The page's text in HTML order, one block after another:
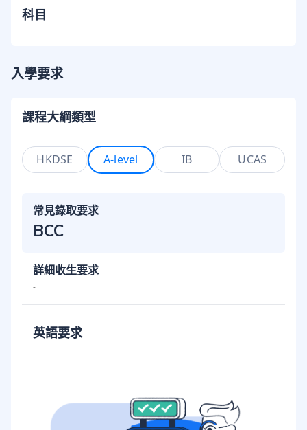
科目
入學要求
課程大綱類型
HKDSE A-level IB UCAS
常見錄取要求
BCC
詳細收生要求
-
英語要求
-